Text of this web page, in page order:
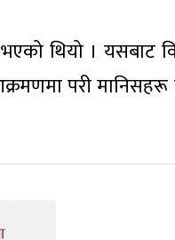
थियो । यसबाट
परी